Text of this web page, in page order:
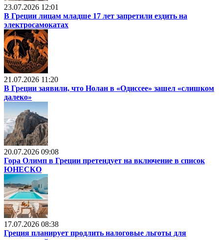
23.07.2026 12:01
В Греции лицам младше 17 лет запретили ездить на
электросамокатах
21.07.2026 11:20
В Греции заявили, что Нолан в «Одиссее» зашел «слишком
далеко»
20.07.2026 09:08
Гора Олимп в Греции претендует на включение в список
ЮНЕСКО
17.07.2026 08:38
Греция планирует продлить налоговые льготы для